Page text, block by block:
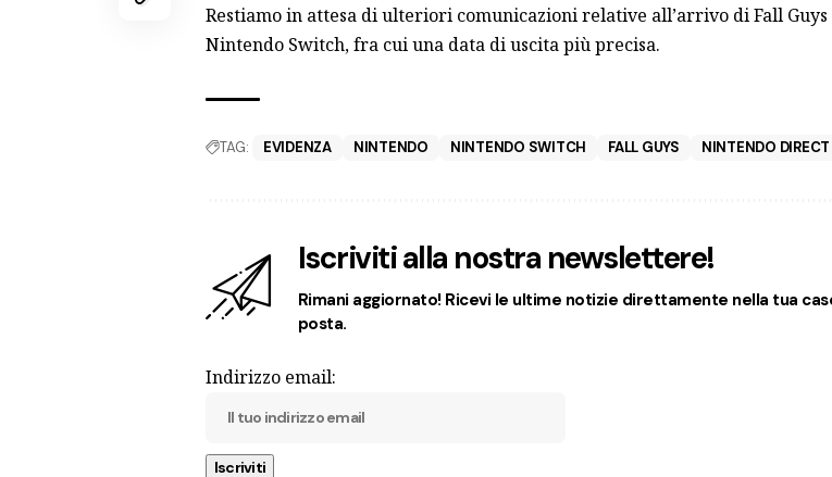
Restiamo in attesa di ulteriori comunicazioni relative all’arrivo di Fall Guys
Nintendo Switch, fra cui una data di uscita più precisa.
TAG: EVIDENZA NINTENDO NINTENDO SWITCH FALL GUYS NINTENDO DIRECT
Iscriviti alla nostra newslettere!
Rimani aggiornato! Ricevi le ultime notizie direttamente nella tua
posta.
Indirizzo email: